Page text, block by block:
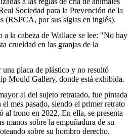
Sociedad para la Prevención de la
(RSPCA, por sus siglas en inglés).
la cabeza de Wallace se lee: "No hay
crueldad en las granjas de la
placa de plástico y no resultó
Mould Gallery, donde está exhibida.
al del sujeto retratado, fue pintada
mes pasado, siendo el primer retrato
al trono en 2022. En ella, se presenta
manos sobre la empuñadura de su
sobre su hombro derecho.